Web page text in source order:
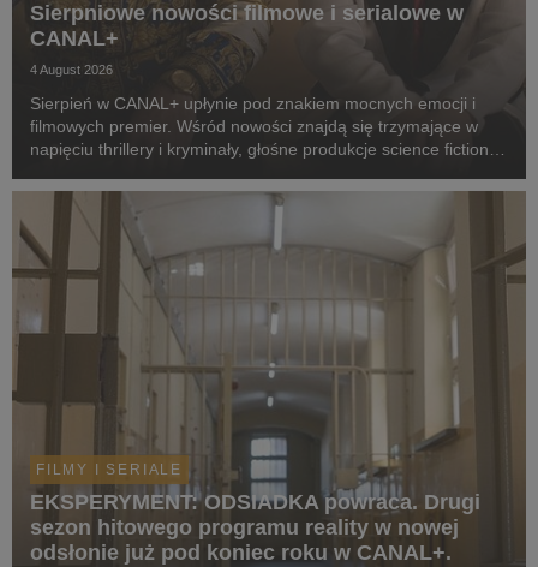
Sierpniowe nowości filmowe i serialowe w
CANAL+
4 August 2026
Sierpień w CANAL+ upłynie pod znakiem mocnych emocji i
filmowych premier. Wśród nowości znajdą się trzymające w
napięciu thrillery i kryminały, głośne produkcje science fiction,
Widzowie zobaczą m.in. serial „Skażeni...
FILMY I SERIALE
EKSPERYMENT: ODSIADKA powraca. Drugi
sezon hitowego programu reality w nowej
odsłonie już pod koniec roku w CANAL+.